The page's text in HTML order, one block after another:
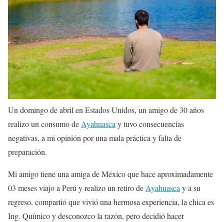
Un domingo de abril en Estados Unidos, un amigo de 30 años
realizo un consumo deAyahuascay tuvo consecuencias
negativas, a mi opinión por una mala práctica y falta de
preparación.
Mi amigo tiene una amiga de México que hace aproximadamente
03 meses viajo a Perú y realizo un retiro deAyahuascay a su
regreso, compartió que vivió una hermosa experiencia, la chica es
Ing. Químico y desconozco la razón, pero decidió hacer